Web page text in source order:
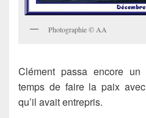
Photographie © AA
Clément passa encore
temps de faire la paix
qu’il avait entrepris.